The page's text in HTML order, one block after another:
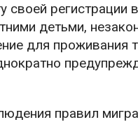
регистрации
детьми,
для проживания
правил